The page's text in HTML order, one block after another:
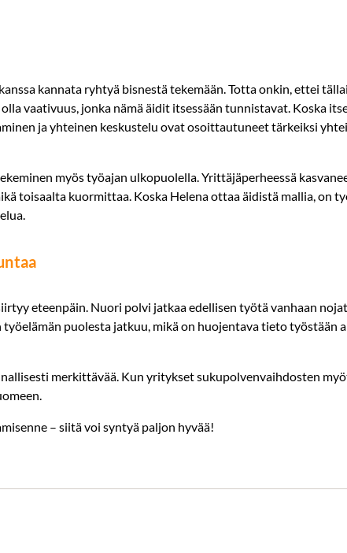
kannata ryhtyä bisnestä tekemään. Totta onkin, ettei
vaativuus, jonka nämä äidit itsessään tunnistavat. Koska
ja yhteinen keskustelu ovat osoittautuneet tärkeiksi
myös työajan ulkopuolella. Yrittäjäperheessä
toisaalta kuormittaa. Koska Helena ottaa äidistä mallia, on
eteenpäin. Nuori polvi jatkaa edellisen työtä vanhaan
puolesta jatkuu, mikä on huojentava tieto työstään
merkittävää. Kun yritykset sukupolvenvaihdosten
– siitä voi syntyä paljon hyvää!